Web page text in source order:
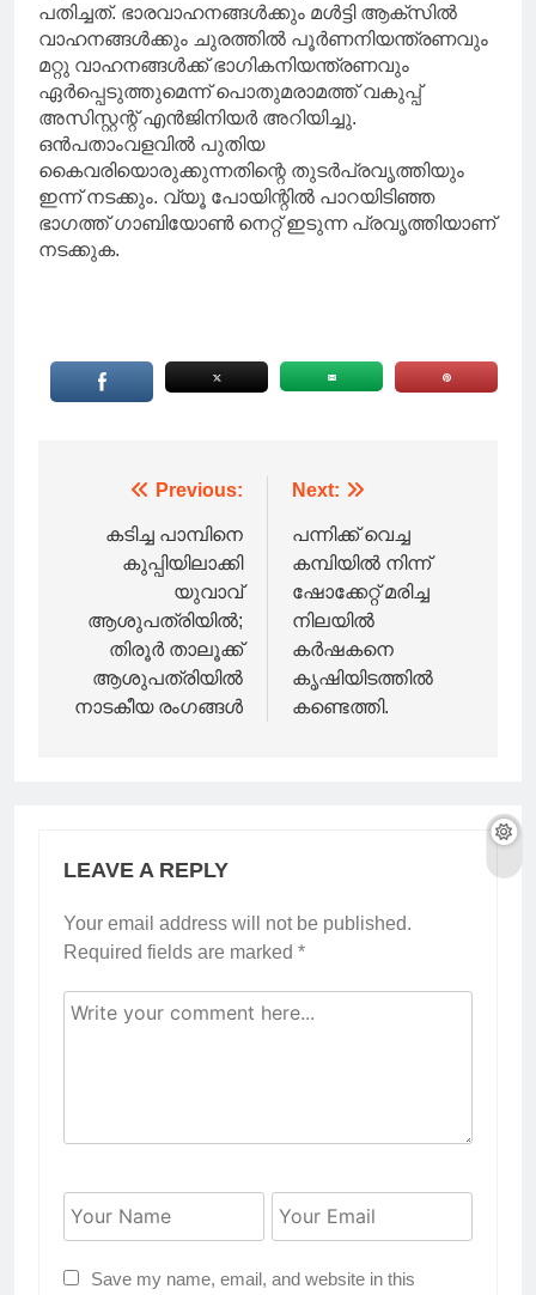
പതിച്ചത്. ഭാരവാഹനങ്ങള്‍ക്കും മള്‍ട്ടി ആക്‌സില്‍
വാഹനങ്ങള്‍ക്കും ചുരത്തില്‍ പൂര്‍ണനിയന്ത്രണവും
മറ്റു വാഹനങ്ങള്‍ക്ക് ഭാഗികനിയന്ത്രണവും
ഏര്‍പ്പെടുത്തുമെന്ന് പൊതുമരാമത്ത് വകുപ്പ്
അസിസ്റ്റന്റ് എന്‍ജിനിയര്‍ അറിയിച്ചു.
ഒന്‍പതാംവളവില്‍ പുതിയ
കൈവരിയൊരുക്കുന്നതിന്റെ തുടര്‍പ്രവൃത്തിയും
ഇന്ന് നടക്കും. വ്യൂ പോയിന്റില്‍ പാറയിടിഞ്ഞ
ഭാഗത്ത് ഗാബിയോണ്‍ നെറ്റ് ഇടുന്ന പ്രവൃത്തിയാണ്
നടക്കുക.
navigation
Previous:
കടിച്ച പാമ്പിനെ
കുപ്പിയിലാക്കി
യുവാവ്
ആശുപത്രിയിൽ;
തിരൂർ താലൂക്ക്
ആശുപത്രിയിൽ
നാടകീയ രംഗങ്ങൾ
Next:
പന്നിക്ക് വെച്ച
കമ്പിയിൽ നിന്ന്
ഷോക്കേറ്റ് മരിച്ച
നിലയിൽ
കർഷകനെ
കൃഷിയിടത്തിൽ
കണ്ടെത്തി.
LEAVE A REPLY
Your email address will not be published.
Required fields are marked *
Save my name, email, and website in this